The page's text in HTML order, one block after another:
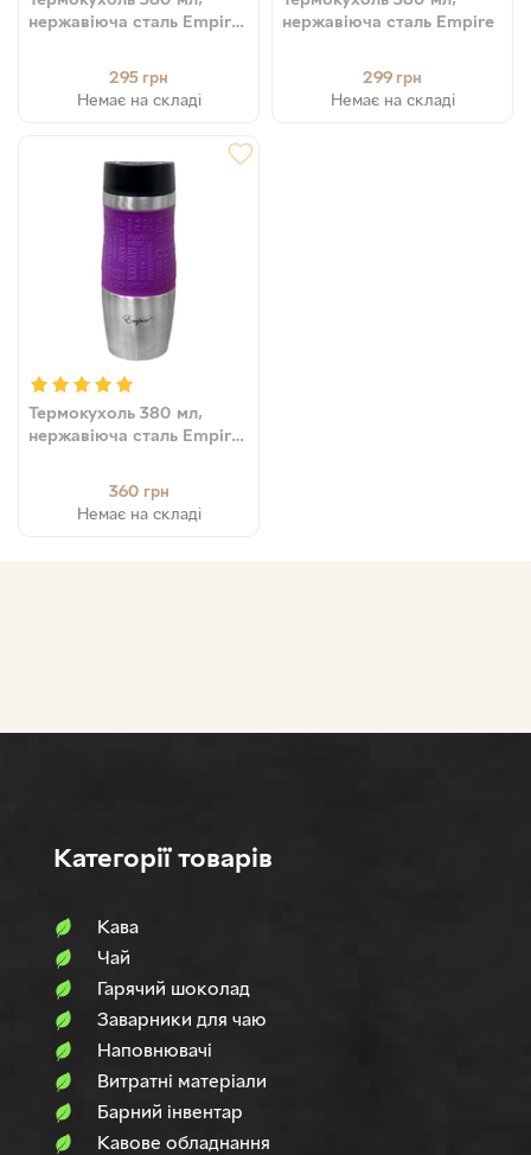
нержавіюча сталь Empire
295 грн
Немає на складі
нержавіюча сталь Empire
299 грн
Немає на складі
Термокухоль 380 мл,
нержавіюча сталь Empire
360 грн
Немає на складі
Категорії товарів
Кава
Чай
Гарячий шоколад
Заварники для чаю
Наповнювачi
Витратні матеріали
Барний інвентар
Кавове обладнання